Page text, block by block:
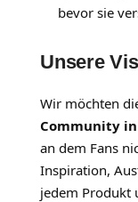
bevor sie
Unsere
Wir möchten
Community
an dem Fans
Inspiration,
jedem Produkt